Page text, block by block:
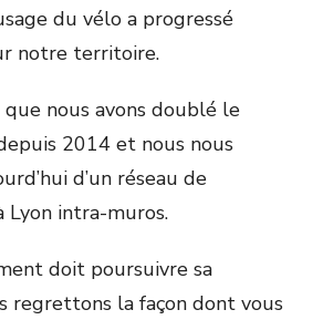
du vélo a progressé
notre territoire.
nous avons doublé le
2014 et nous nous
d’un réseau de
intra-muros.
doit poursuivre sa
regrettons la façon dont vous